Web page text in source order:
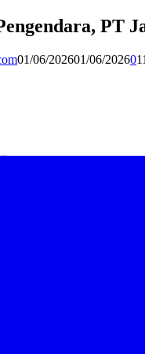
PT
01/06/202601/06/20260